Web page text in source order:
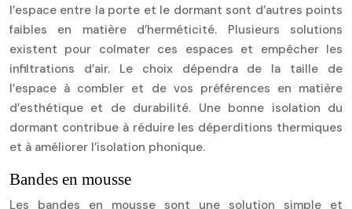
l’espace entre la porte et le dormant sont d’autres points
faibles en matière d’herméticité. Plusieurs solutions
existent pour colmater ces espaces et empêcher les
infiltrations d’air. Le choix dépendra de la taille de
l’espace à combler et de vos préférences en matière
d’esthétique et de durabilité. Une bonne isolation du
dormant contribue à réduire les déperditions thermiques
et à améliorer l’isolation phonique.
Bandes en mousse
Les bandes en mousse sont une solution simple et